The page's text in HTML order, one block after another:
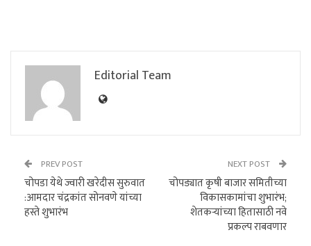
Editorial Team
PREV POST
चोपडा येथे ज्वारी खरेदीस सुरुवात
:आमदार चंद्रकांत सोनवणे यांच्या
हस्ते शुभारंभ
NEXT POST
चोपड्यात कृषी बाजार समितीच्या
विकासकामांचा शुभारंभ;
शेतकऱ्यांच्या हितासाठी नवे
प्रकल्प राबवणार